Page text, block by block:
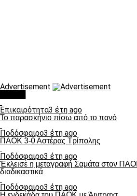
Advertisement
Επικαιρότητα3 έτη ago
Το παρασκήνιο πίσω από το πανό
Ποδόσφαιρο3 έτη ago
ΠΑΟΚ 3-0 Αστέρας Τρίπολης
Ποδόσφαιρο3 έτη ago
Έκλεισε η μεταγραφή Σαμάτα στον
διαδικαστικά
Ποδόσφαιρο3 έτη ago